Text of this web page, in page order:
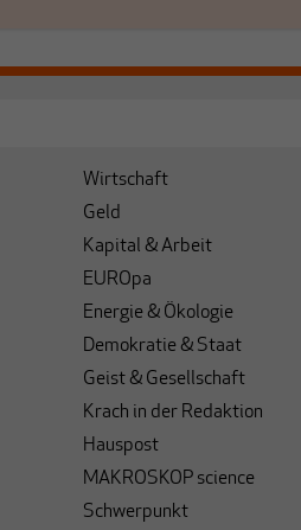
Wirtschaft
Geld
Kapital & Arbeit
EUROpa
Energie & Ökologie
Demokratie & Staat
Geist & Gesellschaft
Krach in der Redaktion
Hauspost
MAKROSKOP science
Schwerpunkt